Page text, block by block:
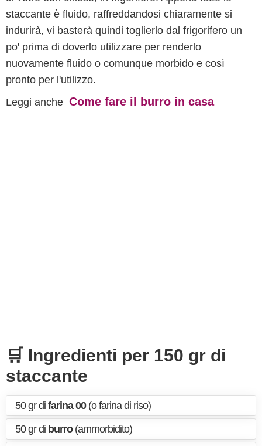
staccante è fluido, raffreddandosi chiaramente si
indurirà, vi basterà quindi toglierlo dal frigorifero un
po' prima di doverlo utilizzare per renderlo
nuovamente fluido o comunque morbido e così
pronto per l'utilizzo.
Leggi anche Come fare il burro in casa
🛒 Ingredienti per 150 gr di
staccante
50 gr di farina 00(o farina di riso)
50 gr di burro(ammorbidito)